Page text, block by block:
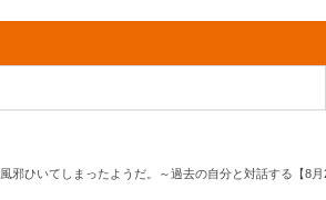
風邪ひいてしまったようだ。～過去の自分と対話する【8